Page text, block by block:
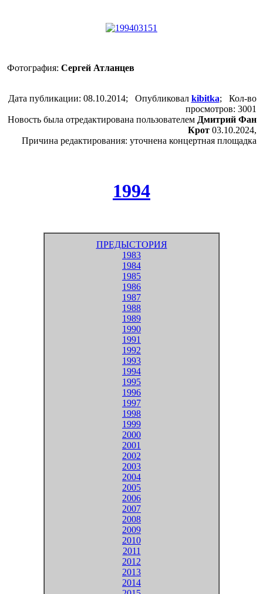
Фотография: Сергей Атланцев
Дата публикации: 08.10.2014; Опубликовал kibitka; Кол-во
просмотров: 3001
Новость была отредактирована пользователем Дмитрий Фан
Крот03.10.2024,
Причина редактирования: уточнена концертная площадка
1994
ПРЕДЫСТОРИЯ
1983
1984
1985
1986
1987
1988
1989
1990
1991
1992
1993
1994
1995
1996
1997
1998
1999
2000
2001
2002
2003
2004
2005
2006
2007
2008
2009
2010
2011
2012
2013
2014